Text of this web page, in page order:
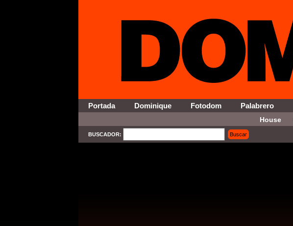
Portada Dominique Fotodom Palabrero
House
BUSCADOR:
Buscar